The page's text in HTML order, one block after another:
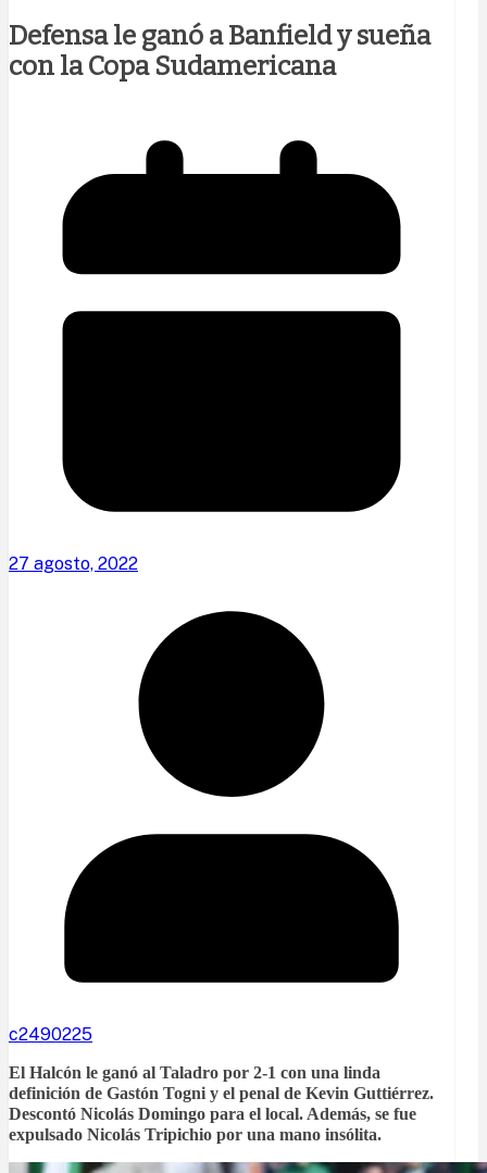
Defensa le ganó a Banfield y sueña
con la Copa Sudamericana
27 agosto, 2022
c2490225
El Halcón le ganó al Taladro por 2-1 con una linda
definición de Gastón Togni y el penal de Kevin Guttiérrez.
Descontó Nicolás Domingo para el local. Además, se fue
expulsado Nicolás Tripichio por una mano insólita.